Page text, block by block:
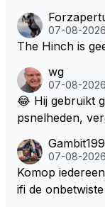
07-08-2026
The Hinch is
wg
07-08-2026
😂 Hij gebruikt
psnelheden,
een bocht zegt
eeft hij sowieso
07-08-2026
Komop
ifi de